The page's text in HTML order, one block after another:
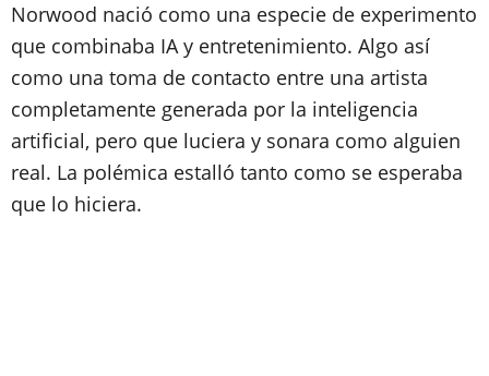
Norwood nació como una especie de experimento
que combinaba IA y entretenimiento. Algo así
como una toma de contacto entre una artista
completamente generada por la inteligencia
artificial, pero que luciera y sonara como alguien
real. La polémica estalló tanto como se esperaba
que lo hiciera.